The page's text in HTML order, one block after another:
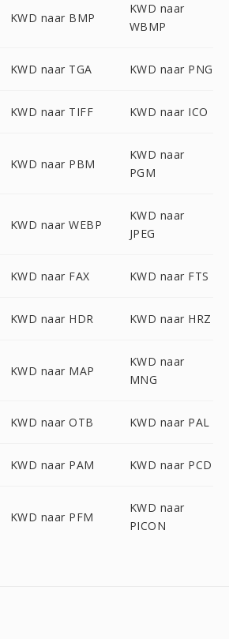
KWD naar BMP
KWD naar
WBMP
KWD naar TGA KWD naar PNG
KWD naar TIFF KWD naar ICO
KWD naar PBM
KWD naar
PGM
KWD naar WEBP
KWD naar
JPEG
KWD naar FAX KWD naar FTS
KWD naar HDR KWD naar HRZ
KWD naar MAP
KWD naar
MNG
KWD naar OTB KWD naar PAL
KWD naar PAM KWD naar PCD
KWD naar PFM
KWD naar
PICON